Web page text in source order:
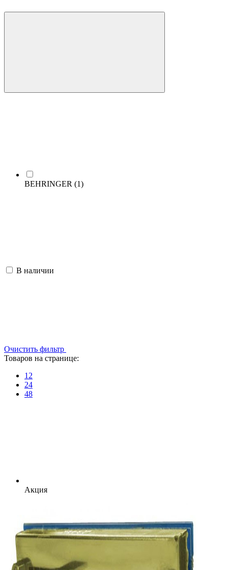
BEHRINGER (1)
В наличии
Очистить фильтр
Товаров на странице:
12
24
48
Акция